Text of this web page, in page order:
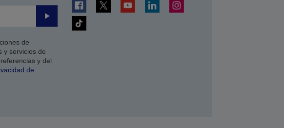
Enviar
de
y servicios de
y del
de